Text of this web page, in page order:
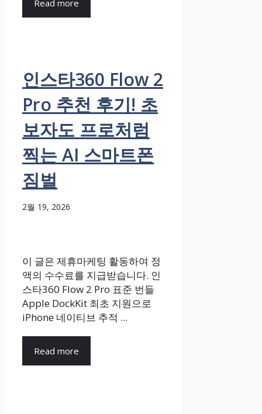
Read more
인스타360 Flow 2
Pro 추천 후기! 초
보자도 프로처럼
찍는 AI 스마트폰
짐벌
2월 19, 2026
이 글은 제휴마케팅 활동하여 정
액의 수수료를 지급받습니다. 인
스타360 Flow 2 Pro 표준 번들
Apple DockKit 최초 지원으로
iPhone 네이티브 추적 ...
Read more